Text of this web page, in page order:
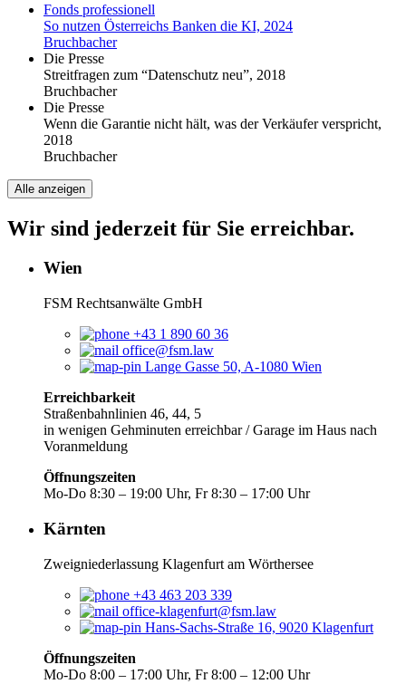
Fonds professionell
So nutzen Österreichs Banken die KI, 2024
Bruchbacher
Die Presse
Streitfragen zum “Datenschutz neu”, 2018
Bruchbacher
Die Presse
Wenn die Garantie nicht hält, was der Verkäufer verspricht,
2018
Bruchbacher
Alle anzeigen
Wir sind jederzeit für Sie erreichbar.
Wien
FSM Rechtsanwälte GmbH
+43 1 890 60 36
office@fsm.law
Lange Gasse 50, A-1080 Wien
Erreichbarkeit
Straßenbahnlinien 46, 44, 5
in wenigen Gehminuten erreichbar / Garage im Haus nach
Voranmeldung
Öffnungszeiten
Mo-Do 8:30 – 19:00 Uhr, Fr 8:30 – 17:00 Uhr
Kärnten
Zweigniederlassung Klagenfurt am Wörthersee
+43 463 203 339
office-klagenfurt@fsm.law
Hans-Sachs-Straße 16, 9020 Klagenfurt
Öffnungszeiten
Mo-Do 8:00 – 17:00 Uhr, Fr 8:00 – 12:00 Uhr